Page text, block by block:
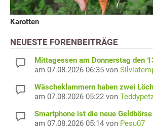
Karotten
NEUESTE FORENBEITRÄGE
Mittagessen am Donnerstag den
am 07.08.2026 06:35 von
Wäscheklammern haben zwei
am 07.08.2026 05:22 von
Smartphone ist die neue Geldbörse
am 07.08.2026 05:14 von Pesu07